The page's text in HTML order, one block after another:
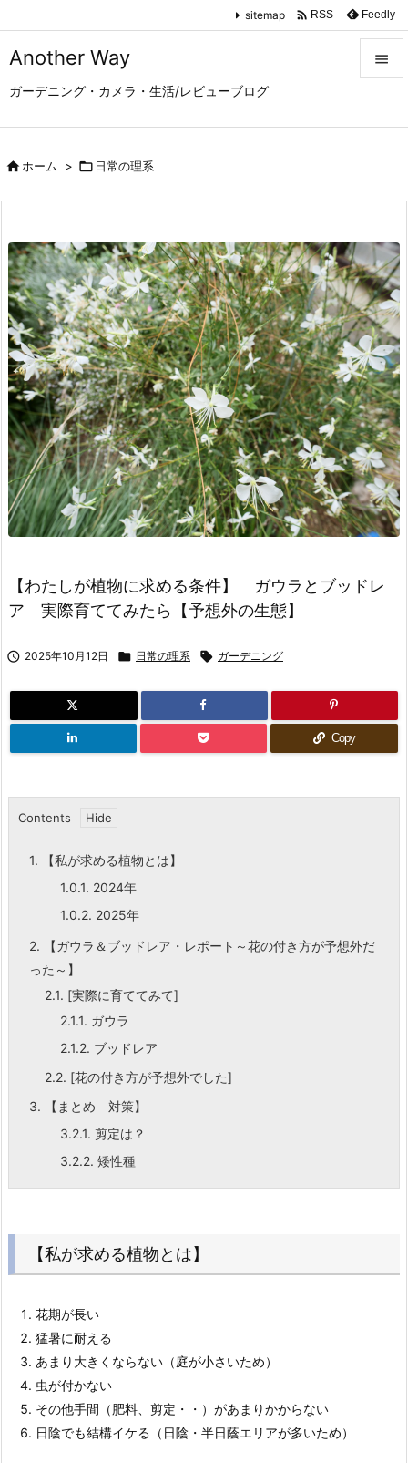
Another Way
ガーデニング・カメラ・生活/レビューブログ



検索
sitemap  RSS Feedly
ホーム >  日常の理系
【わたしが植物に求める条件】 ガウラとブッドレ
ア 実際育ててみたら【予想外の生態】
 2025年10月12日  日常の理系  ガーデニング
Copy
Contents
1. 【私が求める植物とは】
1.0.1. 2024年
1.0.2. 2025年
2. 【ガウラ＆ブッドレア・レポート～花の付き方が予想外だ
った～】
2.1. [実際に育ててみて]
2.1.1. ガウラ
2.1.2. ブッドレア
2.2. [花の付き方が予想外でした]
3. 【まとめ 対策】
3.2.1. 剪定は？
3.2.2. 矮性種
【私が求める植物とは】
花期が長い
猛暑に耐える
あまり大きくならない（庭が小さいため）
虫が付かない
その他手間（肥料、剪定・・）があまりかからない
日陰でも結構イケる（日陰・半日蔭エリアが多いため）